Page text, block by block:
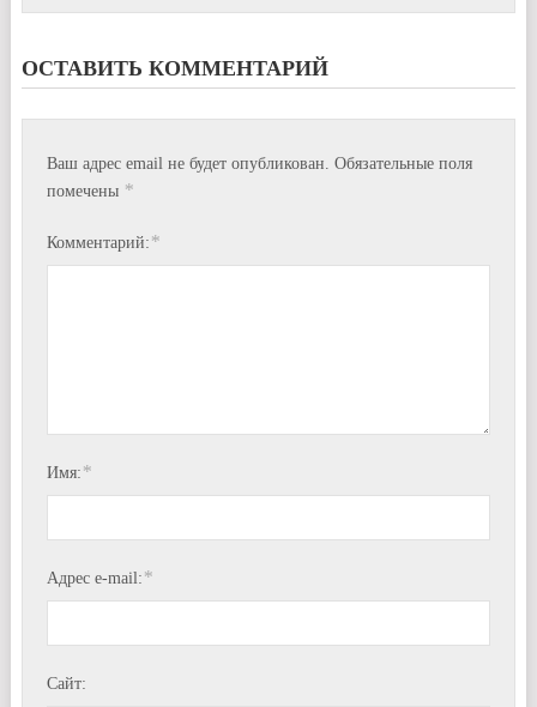
ОСТАВИТЬ КОММЕНТАРИЙ
Ваш адрес email не будет опубликован.
Обязательные поля
помечены *
Комментарий: *
Имя: *
Адрес e-mail: *
Сайт: